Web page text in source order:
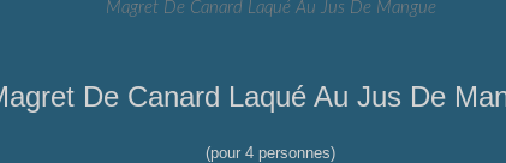
Magret De Canard Laqué Au Jus De Mangue
De Canard Laqué Au Jus De
(pour 4 personnes)